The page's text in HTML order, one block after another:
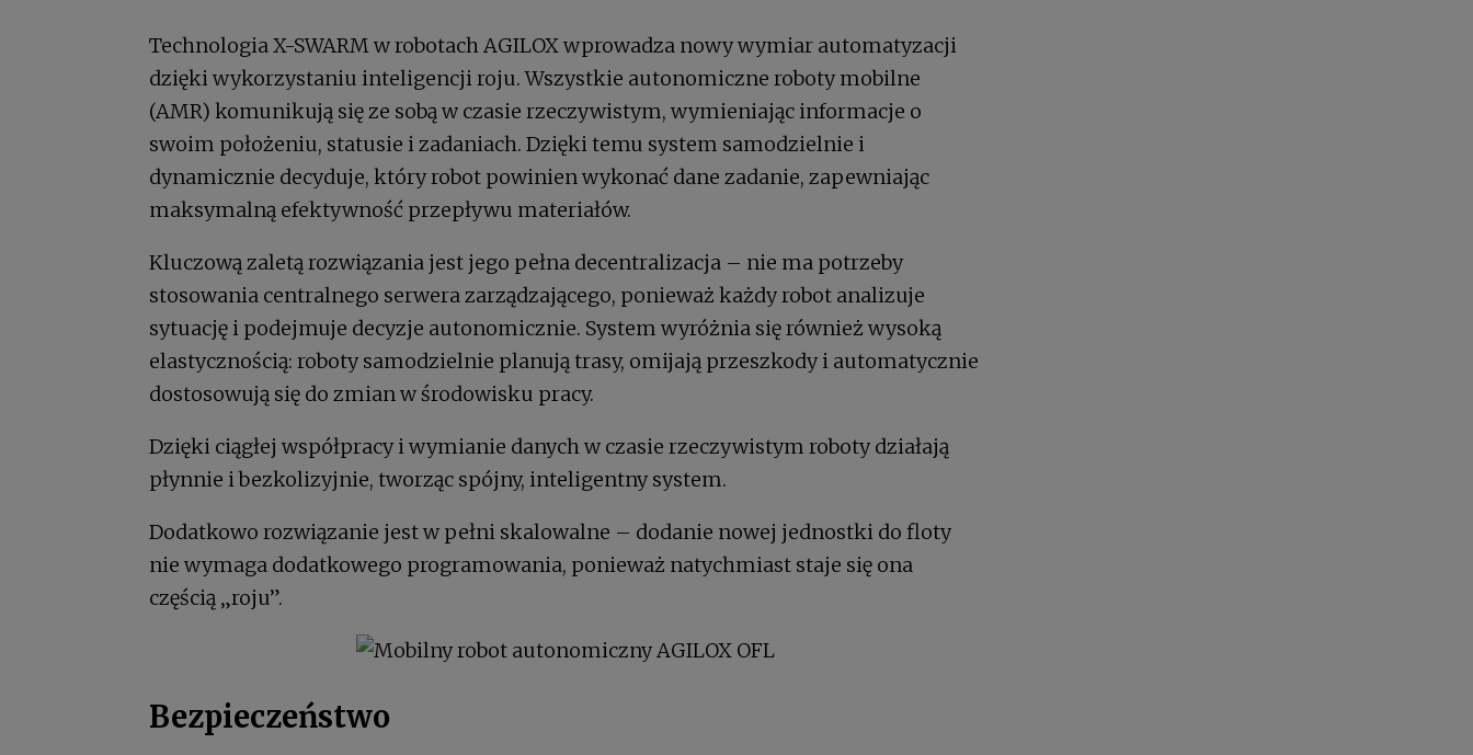
Technologia X-SWARM w robotach AGILOX wprowadza nowy wymiar automatyzacji
dzięki wykorzystaniu inteligencji roju. Wszystkie autonomiczne roboty mobilne
(AMR) komunikują się ze sobą w czasie rzeczywistym, wymieniając informacje o
swoim położeniu, statusie i zadaniach. Dzięki temu system samodzielnie i
dynamicznie decyduje, który robot powinien wykonać dane zadanie, zapewniając
maksymalną efektywność przepływu materiałów.
Kluczową zaletą rozwiązania jest jego pełna decentralizacja – nie ma potrzeby
stosowania centralnego serwera zarządzającego, ponieważ każdy robot analizuje
sytuację i podejmuje decyzje autonomicznie. System wyróżnia się również wysoką
elastycznością: roboty samodzielnie planują trasy, omijają przeszkody i automatycznie
dostosowują się do zmian w środowisku pracy.
Dzięki ciągłej współpracy i wymianie danych w czasie rzeczywistym roboty działają
płynnie i bezkolizyjnie, tworząc spójny, inteligentny system.
Dodatkowo rozwiązanie jest w pełni skalowalne – dodanie nowej jednostki do floty
nie wymaga dodatkowego programowania, ponieważ natychmiast staje się ona
częścią „roju”.
Bezpieczeństwo